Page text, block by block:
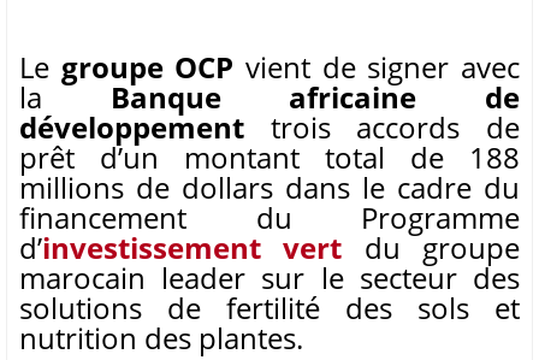
Le groupe OCP vient de signer avec
la Banque africaine de
développement trois accords de
prêt d’un montant total de 188
millions de dollars dans le cadre du
financement du Programme
d’investissement vert du groupe
marocain leader sur le secteur des
solutions de fertilité des sols et
nutrition des plantes.